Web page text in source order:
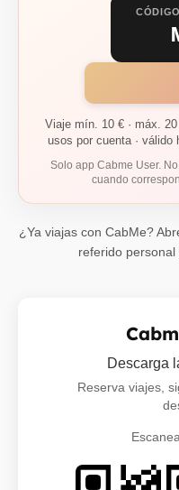
Viaje mín. 10 € · máx.
usos por cuenta · válido
Solo app Cabme User.
cuando
¿Ya viajas con CabMe?
referido personal
Descarga
Reserva viajes,